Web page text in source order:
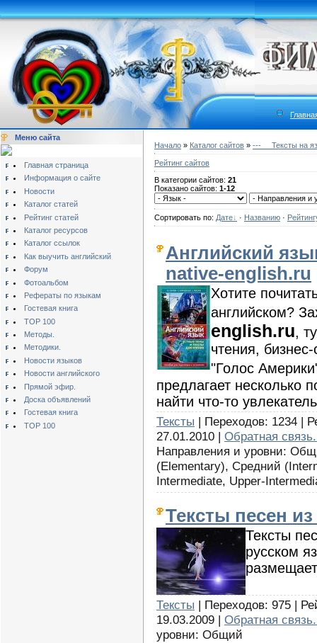
Меню сайта
Главная страница
Информация о сайте
Новости
Каталог статей
Рейтинг статей
Каталог ресурсов
Каталог ссылок
Как выучить английский
Форум
Фотоальбом
Рефераты по языкам
Гостевая книга
TOP 100
Методы.
Методики.
Новости языков
Новости английского
Прямой эфир.
Доска объявлений
Гостевая книга
TOP 100
Начало » Каталог сайтов » ---__ Тексты на
Рейтинг сайтов
В категории сайтов: 21
Показано сайтов: 1-12
Сортировать по: Дате · Названию ·
Английский
native-english.ru
Хотите
английском?
english.ru,
чтения,
"Голос
предлагает несколько
найти что-то
Тексты | Переходов: 1234 |
27.01.2010 | Обратная
Направления и уровни:
(Elementary), Средний
Intermediate, Upper-
Тексты песен
Тексты
русском
Тексты | Переходов: 975 |
19.03.2009 | Обратная
уровни: Общий